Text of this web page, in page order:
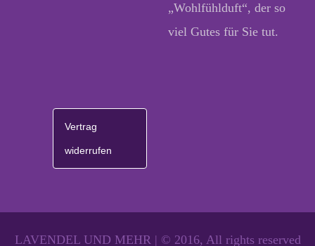
„Wohlfühlduft“, der so
viel Gutes für Sie tut.
Vertrag
widerrufen
LAVENDEL UND MEHR | © 2016, All rights reserved